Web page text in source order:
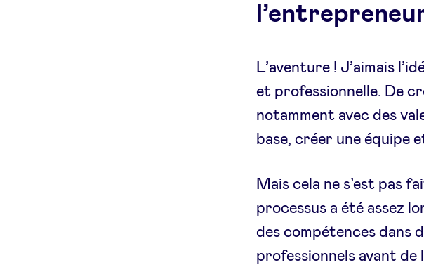
L’aventure ! J’aimais
et professionnelle. De
notamment avec des
base, créer une équipe
Mais cela ne s’est pas
processus a été assez
des compétences dans
professionnels avant de